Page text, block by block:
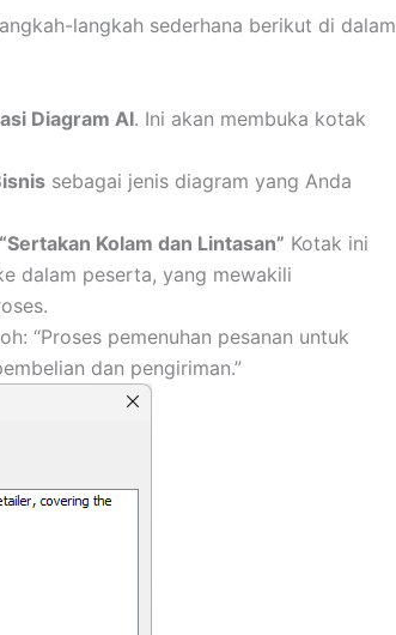
langkah sederhana berikut di dalam
Diagram AI. Ini akan membuka kotak
sebagai jenis diagram yang Anda
“Sertakan Kolam dan Lintasan” Kotak ini
dalam peserta, yang mewakili
“Proses pemenuhan pesanan untuk
dan pengiriman.”